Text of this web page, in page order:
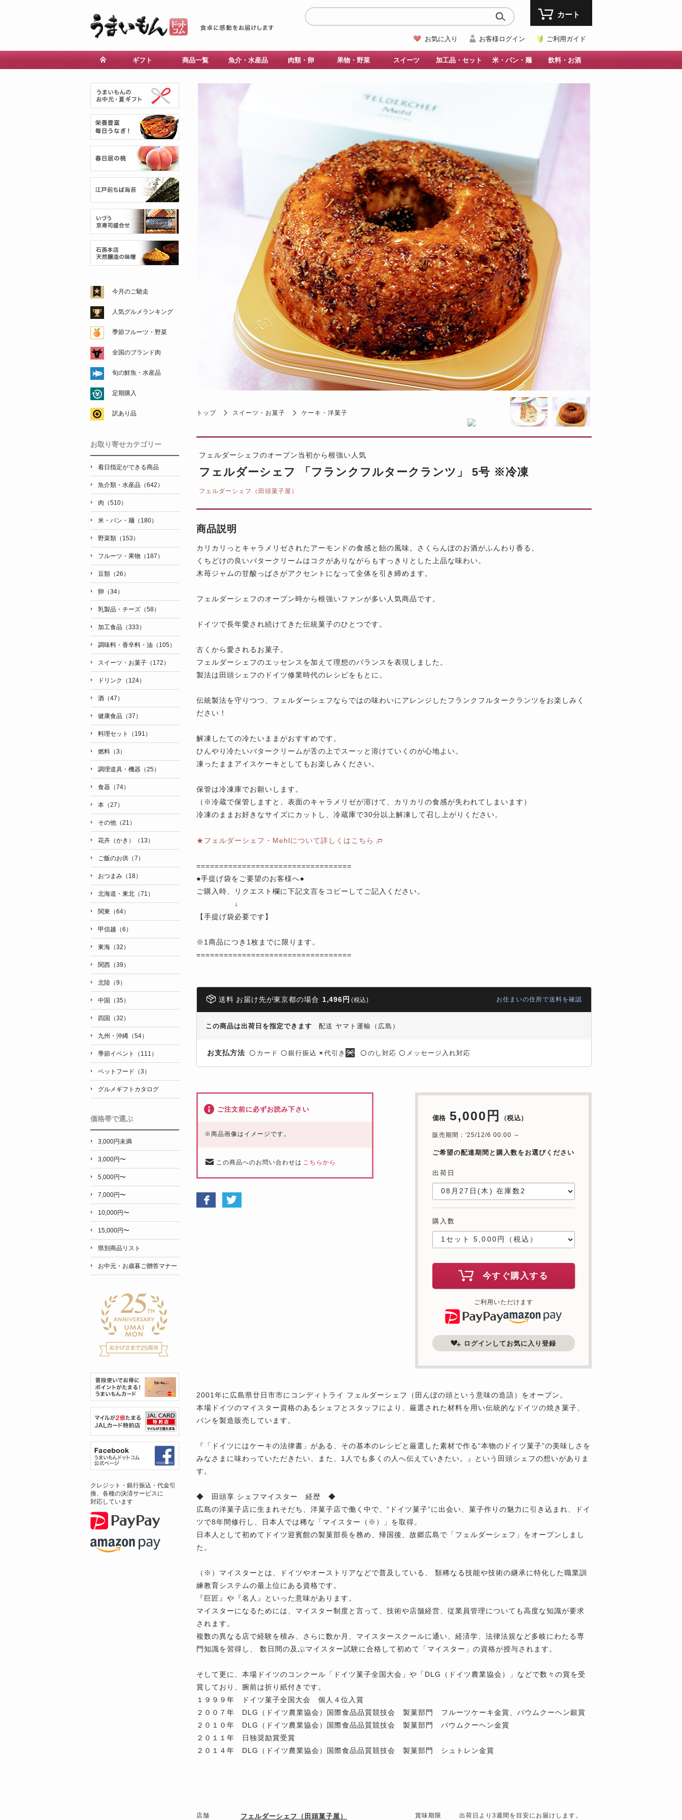
お気に入り お客様ログイン ご利用ガイド
カート
ギフト 商品一覧 魚介・水産品 肉類・卵 果物・野菜 スイーツ 加工品・セット 米・パン・麺 飲料・お酒
トップ スイーツ・お菓子 ケーキ・洋菓子
フェルダーシェフのオープン当初から根強い人気
フェルダーシェフ 「フランクフルタークランツ」 5号 ※冷凍
フェルダーシェフ（田頭菓子屋）
商品説明
カリカリっとキャラメリゼされたアーモンドの食感と飴の風味。さくらんぼのお酒がふんわり香る。
くちどけの良いバタークリームはコクがありながらもすっきりとした上品な味わい。
木苺ジャムの甘酸っぱさがアクセントになって全体を引き締めます。
フェルダーシェフのオープン時から根強いファンが多い人気商品です。
ドイツで長年愛され続けてきた伝統菓子のひとつです。
古くから愛されるお菓子。
フェルダーシェフのエッセンスを加えて理想のバランスを表現しました。
製法は田頭シェフのドイツ修業時代のレシピをもとに。
伝統製法を守りつつ、フェルダーシェフならではの味わいにアレンジしたフランクフルタークランツをお楽しみく
ださい！
解凍したての冷たいままがおすすめです。
ひんやり冷たいバタークリームが舌の上でスーッと溶けていくのが心地よい。
凍ったままアイスケーキとしてもお楽しみください。
保管は冷凍庫でお願いします。
（※冷蔵で保管しますと、表面のキャラメリゼが溶けて、カリカリの食感が失われてしまいます）
冷凍のままお好きなサイズにカットし、冷蔵庫で30分以上解凍して召し上がりください。
★フェルダーシェフ・Mehlについて詳しくはこちら
==================================
●手提げ袋をご要望のお客様へ●
ご購入時、リクエスト欄に下記文言をコピーしてご記入ください。
↓
【手提げ袋必要です】
※1商品につき1枚までに限ります。
==================================
送料 お届け先が東京都の場合 1,496円 (税込) お住まいの住所で送料を確認
この商品は出荷日を指定できます 配送 ヤマト運輸（広島）
お支払方法 〇 カード 〇 銀行振込 × 代引き 〇 のし対応 〇 メッセージ入れ対応
価格 5,000円 （税込）
販売期間：'25/12/6 00:00 ～
ご希望の配達期間と購入数をお選びください
出荷日
購入数
今すぐ購入する
ご利用いただけます
ログインしてお気に入り登録
ご注文前に必ずお読み下さい
※商品画像はイメージです。
この商品へのお問い合わせは こちらから
2001年に広島県廿日市市にコンディトライ フェルダーシェフ（田んぼの頭という意味の造語）をオープン。
本場ドイツのマイスター資格のあるシェフとスタッフにより、厳選された材料を用い伝統的なドイツの焼き菓子、
パンを製造販売しています。
『「ドイツにはケーキの法律書」がある、その基本のレシピと厳選した素材で作る“本物のドイツ菓子”の美味しさを
みなさまに味わっていただきたい、また、1人でも多くの人へ伝えていきたい。』という田頭シェフの想いがありま
す。
◆ 田頭享 シェフマイスター 経歴 ◆
広島の洋菓子店に生まれそだち、洋菓子店で働く中で、“ドイツ菓子”に出会い、菓子作りの魅力に引き込まれ、ドイ
ツで8年間修行し、日本人では稀な「マイスター（※）」を取得。
日本人として初めてドイツ迎賓館の製菓部長を務め、帰国後、故郷広島で「フェルダーシェフ」をオープンしまし
た。
（※）マイスターとは、ドイツやオーストリアなどで普及している、 類稀なる技能や技術の継承に特化した職業訓
練教育システムの最上位にある資格です。
『巨匠』や『名人』といった意味があります。
マイスターになるためには、マイスター制度と言って、技術や店舗経営、従業員管理についても高度な知識が要求
されます。
複数の異なる店で経験を積み、さらに数か月、マイスタースクールに通い、経済学、法律法規など多岐にわたる専
門知識を習得し、 数日間の及ぶマイスター試験に合格して初めて「マイスター」の資格が授与されます。
そして更に、本場ドイツのコンクール「ドイツ菓子全国大会」や「DLG（ドイツ農業協会）」などで数々の賞を受
賞しており、腕前は折り紙付きです。
１９９９年 ドイツ菓子全国大会 個人４位入賞
２００７年 DLG（ドイツ農業協会）国際食品品質競技会 製菓部門 フルーツケーキ金賞、バウムクーヘン銀賞
２０１０年 DLG（ドイツ農業協会）国際食品品質競技会 製菓部門 バウムクーヘン金賞
２０１１年 日独奨励賞受賞
２０１４年 DLG（ドイツ農業協会）国際食品品質競技会 製菓部門 シュトレン金賞
店舗 フェルダーシェフ（田頭菓子屋） 賞味期限 出荷日より3週間を目安にお届けします。
今月のご馳走
人気グルメランキング
季節フルーツ・野菜
全国のブランド肉
旬の鮮魚・水産品
定期購入
訳あり品
お取り寄せカテゴリー
着日指定ができる商品
魚介類・水産品（642）
肉（510）
米・パン・麺（180）
野菜類（153）
フルーツ・果物（187）
豆類（26）
卵（34）
乳製品・チーズ（58）
加工食品（333）
調味料・香辛料・油（105）
スイーツ・お菓子（172）
ドリンク（124）
酒（47）
健康食品（37）
料理セット（191）
燃料（3）
調理道具・機器（25）
食器（74）
本（27）
その他（21）
花卉（かき）（13）
ご飯のお供（7）
おつまみ（18）
北海道・東北（71）
関東（64）
甲信越（6）
東海（32）
関西（39）
北陸（9）
中国（35）
四国（32）
九州・沖縄（54）
季節イベント（111）
ペットフード（3）
グルメギフトカタログ
価格帯で選ぶ
3,000円未満
3,000円〜
5,000円〜
7,000円〜
10,000円〜
15,000円〜
県別商品リスト
お中元・お歳暮ご贈答マナー
クレジット・銀行振込・代金引
換、各種の決済サービスに
対応しています